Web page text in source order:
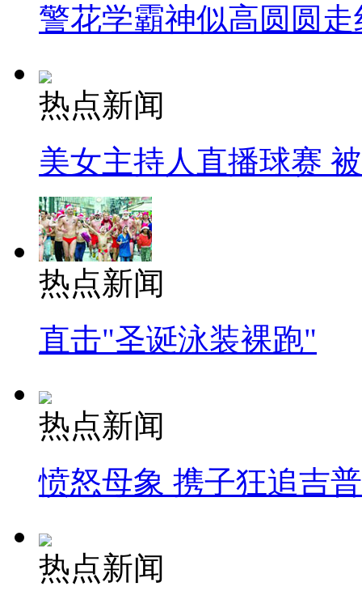
警花学霸神似高圆圆走
热点新闻
美女主持人直播球赛
热点新闻
直击"圣诞泳装裸跑"
热点新闻
愤怒母象 携子狂追吉
热点新闻